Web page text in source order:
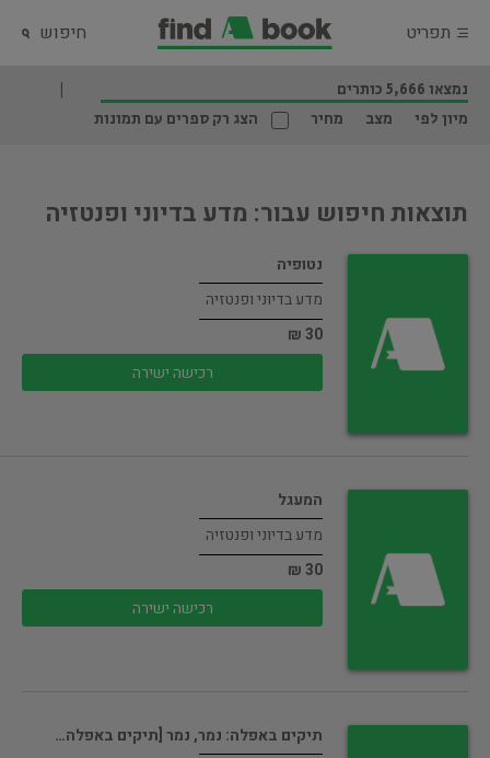
תפריט חיפוש
נמצאו 5,666 כותרים
מיון לפי
מצב מחיר הצג רק ספרים עם תמונות
תוצאות חיפוש עבור: מדע בדיוני ופנטזיה
נטופיה
מדע בדיוני ופנטזיה
30 ₪
רכישה ישירה
המעגל
מדע בדיוני ופנטזיה
30 ₪
רכישה ישירה
תיקים באפלה: נמר, נמר [תיקים באפלה…